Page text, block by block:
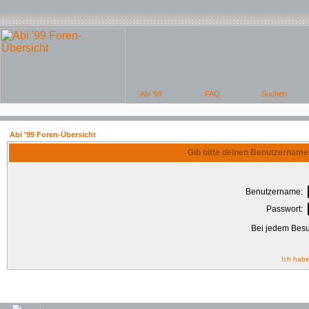
Abi '99 Foren-Übersicht
Gib bitte deinen
Benutzername:
Passwort:
Bei jedem
Ich